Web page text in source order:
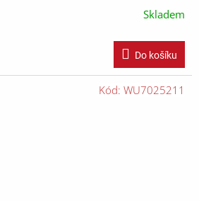
Skladem
Do košíku
Kód: WU7025211